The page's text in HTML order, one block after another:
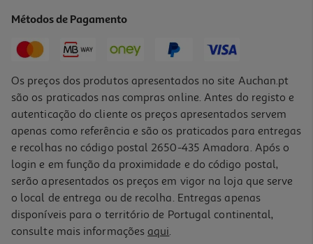
4.3
Perninhas De Frango Auchan Kg
Métodos de Pagamento
Os preços dos produtos apresentados no site Auchan.pt
são os praticados nas compras online. Antes do registo e
autenticação do cliente os preços apresentados servem
apenas como referência e são os praticados para entregas
e recolhas no código postal 2650-435 Amadora. Após o
login e em função da proximidade e do código postal,
serão apresentados os preços em vigor na loja que serve
o local de entrega ou de recolha. Entregas apenas
disponíveis para o território de Portugal continental,
consulte mais informações aqui.